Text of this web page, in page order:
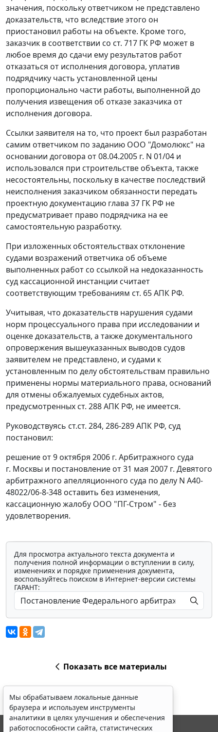
значения, поскольку ответчиком не представлено
доказательств, что вследствие этого он
приостановил работы на объекте. Кроме того,
заказчик в соответствии со ст. 717 ГК РФ может в
любое время до сдачи ему результатов работ
отказаться от исполнения договора, уплатив
подрядчику часть установленной цены
пропорционально части работы, выполненной до
получения извещения об отказе заказчика от
исполнения договора.
Ссылки заявителя на то, что проект был разработан
самим ответчиком по заданию ООО "Домолюкс" на
основании договора от 08.04.2005 г. N 01/04 и
использовался при строительстве объекта, также
несостоятельны, поскольку в качестве последствий
неисполнения заказчиком обязанности передать
проектную документацию глава 37 ГК РФ не
предусматривает право подрядчика на ее
самостоятельную разработку.
При изложенных обстоятельствах отклонение
судами возражений ответчика об объеме
выполненных работ со ссылкой на недоказанность
суд кассационной инстанции считает
соответствующим требованиям ст. 65АПК РФ.
Учитывая, что доказательств нарушения судами
норм процессуального права при исследовании и
оценке доказательств, а также документального
опровержения вышеуказанных выводов судов
заявителем не представлено, и судами к
установленным по делу обстоятельствам правильно
применены нормы материального права, оснований
для отмены обжалуемых судебных актов,
предусмотренных ст. 288АПК РФ, не имеется.
Руководствуясь ст.ст. 284, 286-289АПК РФ, суд
постановил:
решение от 9 октября 2006 г. Арбитражного суда
г. Москвы и постановление от 31 мая 2007 г. Девятого
арбитражного апелляционного суда по делу N А40-
48022/06-8-348 оставить без изменения,
кассационную жалобу ООО "ПГ-Стром" - без
удовлетворения.
Для просмотра актуального текста документа и
получения полной информации о вступлении в силу,
изменениях и порядке применения документа,
воспользуйтесь поиском в Интернет-версии системы
ГАРАНТ:
Показать все материалы
Мы обрабатываем локальные данные
браузера и используем инструменты
аналитики в целях улучшения и обеспечения
работоспособности сайта, статистических